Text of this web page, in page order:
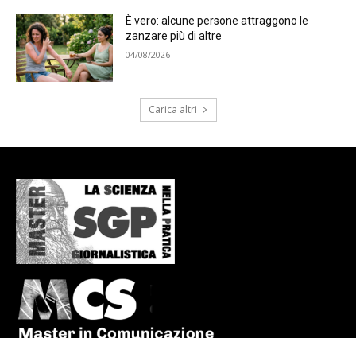
È vero: alcune persone attraggono le
zanzare più di altre
04/08/2026
Carica altri